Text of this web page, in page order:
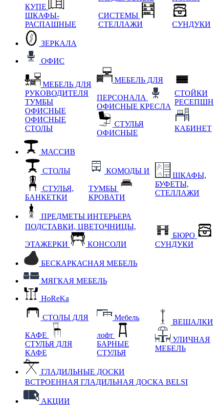
КУПЕ
ШКАФЫ-
РАСПАШНЫЕ
СИСТЕМЫ
СТЕЛЛАЖИ
СУНДУКИ
ЗЕРКАЛА
ОФИС
МЕБЕЛЬ ДЛЯ
РУКОВОДИТЕЛЯ
ТУМБЫ
ОФИСНЫЕ
ОФИСНЫЕ
СТОЛЫ
МЕБЕЛЬ ДЛЯ
ПЕРСОНАЛА
ОФИСНЫЕ КРЕСЛА
СТУЛЬЯ
ОФИСНЫЕ
СТОЙКИ
РЕСЕПШН
КАБИНЕТ
МАССИВ
СТОЛЫ
СТУЛЬЯ,
БАНКЕТКИ
КОМОДЫ И
ТУМБЫ
КРОВАТИ
ШКАФЫ,
БУФЕТЫ,
СТЕЛЛАЖИ
ПРЕДМЕТЫ ИНТЕРЬЕРА
ПОДСТАВКИ, ЦВЕТОЧНИЦЫ,
ЭТАЖЕРКИ КОНСОЛИ
БЮРО
СУНДУКИ
БЕСКАРКАСНАЯ МЕБЕЛЬ
МЯГКАЯ МЕБЕЛЬ
HoReKa
СТОЛЫ ДЛЯ
КАФЕ
СТУЛЬЯ ДЛЯ
КАФЕ
Мебель
лофт
БАРНЫЕ
СТУЛЬЯ
ВЕШАЛКИ
УЛИЧНАЯ
МЕБЕЛЬ
ГЛАДИЛЬНЫЕ ДОСКИ
ВСТРОЕННАЯ ГЛАДИЛЬНАЯ ДОСКА BELSI
АКЦИИ